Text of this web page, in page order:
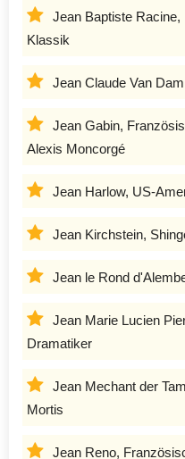
Jean Baptiste
Klassik
Jean Claude Van
Jean Gabin,
Alexis Moncorgé
Jean Harlow, US-
Jean Kirchstein,
Jean le Rond
Jean Marie Lucien
Dramatiker
Jean Mechant der
Mortis
Jean Reno,